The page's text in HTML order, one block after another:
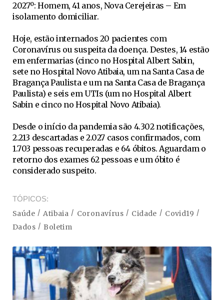
2027º: Homem, 41 anos, Nova Cerejeiras – Em
isolamento domiciliar.
Hoje, estão internados 20 pacientes com
Coronavírus ou suspeita da doença. Destes, 14 estão
em enfermarias (cinco no Hospital Albert Sabin,
sete no Hospital Novo Atibaia, um na Santa Casa de
Bragança Paulista e um na Santa Casa de Bragança
Paulista) e seis em UTIs (um no Hospital Albert
Sabin e cinco no Hospital Novo Atibaia).
Desde o início da pandemia são 4.302 notificações,
2.213 descartadas e 2.027 casos confirmados, com
1.703 pessoas recuperadas e 64 óbitos. Aguardam o
retorno dos exames 62 pessoas e um óbito é
considerado suspeito.
TÓPICOS
Saúde Atibaia Coronavírus Cidade
Covid19
Dados
Boletim